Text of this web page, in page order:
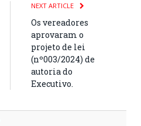
NEXT ARTICLE
Os vereadores
aprovaram o
projeto de lei
(nº003/2024) de
autoria do
Executivo.